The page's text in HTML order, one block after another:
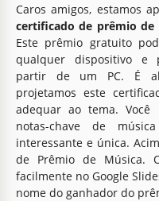
Caros amigos, estamos
certificado de prêmio de
Este prêmio gratuito
qualquer dispositivo e
partir de um PC. É
projetamos este
adequar ao tema. Você
notas-chave de
interessante e única.
de Prêmio de Música.
facilmente no Google
nome do ganhador do